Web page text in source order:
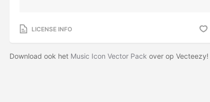
LICENSE INFO
Download ook het Music Icon Vector Pack over op Vecteezy!